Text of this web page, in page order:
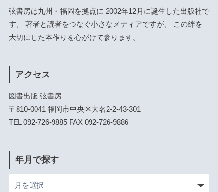
弦書房は九州・福岡を拠点に 2002年12月に誕生した出版社で
す。 著者と読者をつなぐ小さなメディアですが、 この絆を
大切にした本作りを心がけて参ります。
アクセス
図書出版 弦書房
〒810-0041 福岡市中央区大名2-2-43-301
TEL 092-726-9885 FAX 092-726-9886
年月で探す